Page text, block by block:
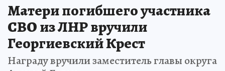
Матери погибшего участника
СВО из ЛНР вручили
Георгиевский Крест
Награду вручили заместитель главы округа